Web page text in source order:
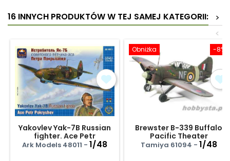
16 INNYCH PRODUKTÓW W TEJ SAMEJ KATEGORII:
>
<
Yakovlev Yak-7B Russian
fighter. Ace Petr
Pokryshev
Ark Models 48011 - 1/48
-8%
Obniżka
Brewster B-339 Buffalo
Pacific Theater
Tamiya 61094 - 1/48